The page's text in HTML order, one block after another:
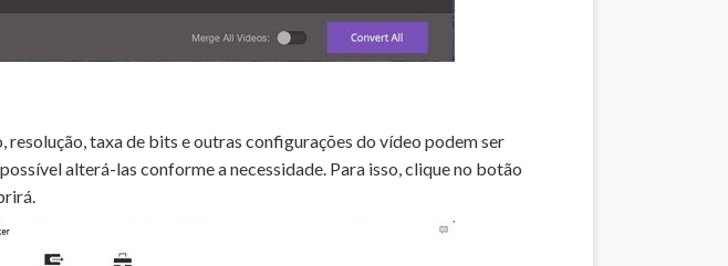
taxa de bits e outras configurações do vídeo podem ser
alterá-las conforme a necessidade. Para isso, clique no botão